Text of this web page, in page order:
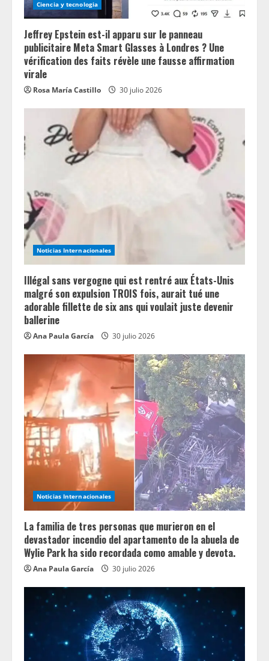
Ciencia y tecnologia
Jeffrey Epstein est-il apparu sur le panneau
publicitaire Meta Smart Glasses à Londres ? Une
vérification des faits révèle une fausse affirmation
virale
Rosa María Castillo 30 julio 2026
Noticias Internacionales
Illégal sans vergogne qui est rentré aux États-Unis
malgré son expulsion TROIS fois, aurait tué une
adorable fillette de six ans qui voulait juste devenir
ballerine
Ana Paula García 30 julio 2026
Noticias Internacionales
La familia de tres personas que murieron en el
devastador incendio del apartamento de la abuela de
Wylie Park ha sido recordada como amable y devota.
Ana Paula García 30 julio 2026